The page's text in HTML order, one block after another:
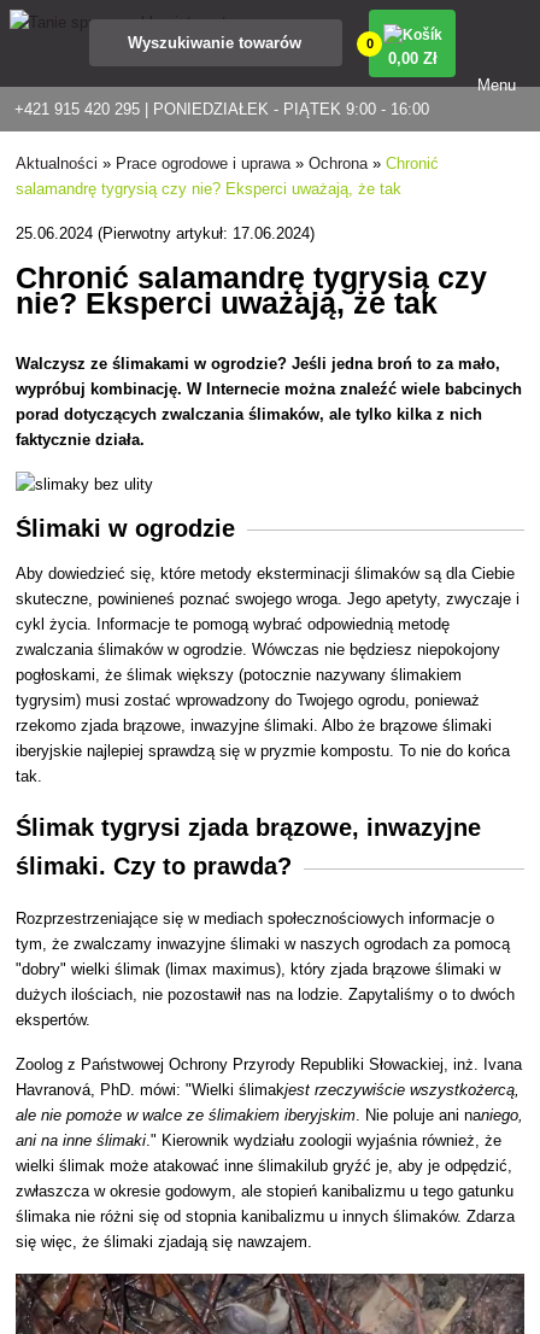
+421 915 420 295 | PONIEDZIAŁEK - PIĄTEK 9:00 - 16:00
0
0,00 Zł
Menu
Aktualności » Prace ogrodowe i uprawa»Ochrona»Chronić
salamandrę tygrysią czy nie? Eksperci uważają, że tak
25.06.2024 (Pierwotny artykuł: 17.06.2024)
Chronić salamandrę tygrysią czy
nie? Eksperci uważają, że tak
Walczysz ze ślimakami w ogrodzie? Jeśli jedna broń to za mało,
wypróbuj kombinację. W Internecie można znaleźć wiele babcinych
porad dotyczących zwalczania ślimaków, ale tylko kilka z nich
faktycznie działa.
Ślimaki w ogrodzie
Aby dowiedzieć się, które metody eksterminacji ślimaków są dla Ciebie
skuteczne, powinieneś poznać swojego wroga. Jego apetyty, zwyczaje i
cykl życia. Informacje te pomogą wybrać odpowiednią metodę
zwalczania ślimaków w ogrodzie. Wówczas nie będziesz niepokojony
pogłoskami, że ślimak większy (potocznie nazywany ślimakiem
tygrysim) musi zostać wprowadzony do Twojego ogrodu, ponieważ
rzekomo zjada brązowe, inwazyjne ślimaki. Albo że brązowe ślimaki
iberyjskie najlepiej sprawdzą się w pryzmie kompostu. To nie do końca
tak.
Ślimak tygrysi zjada brązowe, inwazyjne
ślimaki. Czy to prawda?
Rozprzestrzeniające się w mediach społecznościowych informacje o
tym, że zwalczamy inwazyjne ślimaki w naszych ogrodach za pomocą
"dobry" wielki ślimak (limax maximus), który zjada brązowe ślimaki w
dużych ilościach, nie pozostawił nas na lodzie. Zapytaliśmy o to dwóch
ekspertów.
Zoolog z Państwowej Ochrony Przyrody Republiki Słowackiej, inż. Ivana
Havranová, PhD. mówi: "Wielki ślimakjest rzeczywiście wszystkożercą,
ale nie pomoże w walce ze ślimakiem iberyjskim . Nie poluje ani naniego,
ani na inne ślimaki ." Kierownik wydziału zoologii wyjaśnia również, że
wielki ślimak może atakować inne ślimakilub gryźć je, aby je odpędzić,
zwłaszcza w okresie godowym, ale stopień kanibalizmu u tego gatunku
ślimaka nie różni się od stopnia kanibalizmu u innych ślimaków. Zdarza
się więc, że ślimaki zjadają się nawzajem.